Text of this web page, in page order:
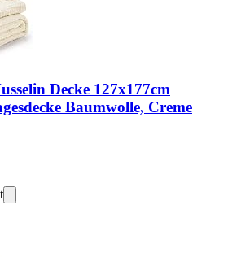
Decke 127x177cm
Baumwolle, Creme